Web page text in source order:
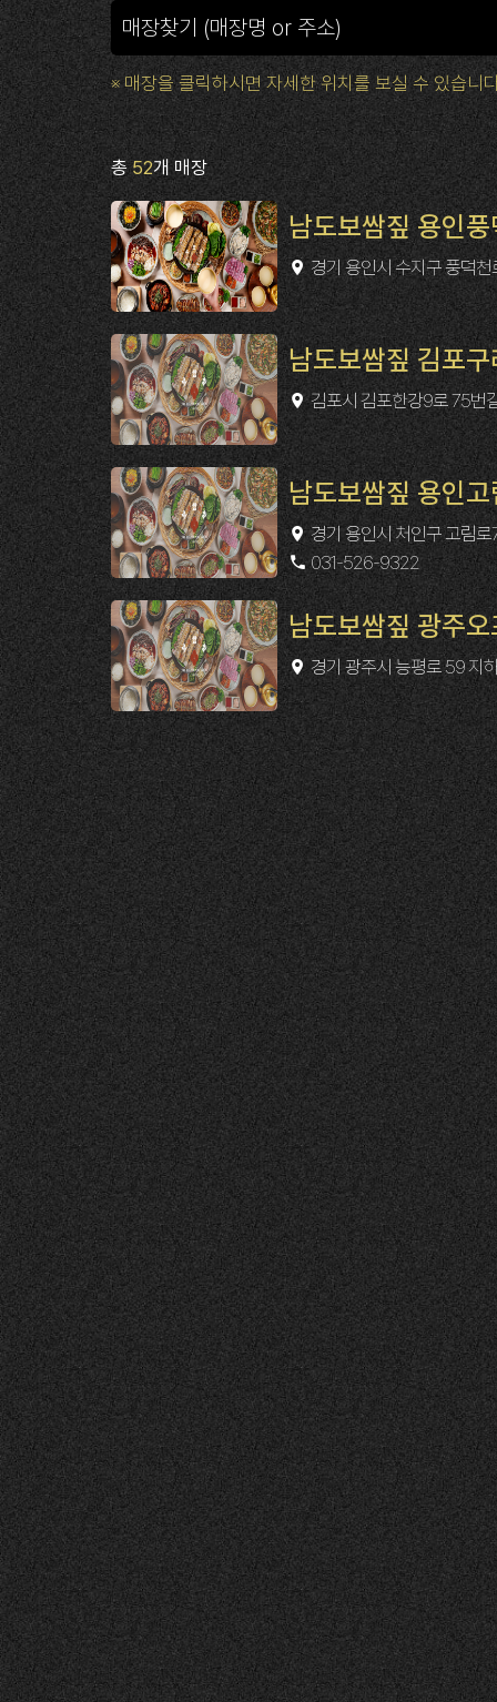
※ 매장을 클릭하시면 자세한 위치를 보실 수 있습니
총52개 매장
남도보쌈짚 용인
경기 용인시 수지구 풍덕
남도보쌈짚 김포
김포시 김포한강9로 75번
남도보쌈짚 용인
경기 용인시 처인구 고림
031-526-9322
남도보쌈짚 광주
경기 광주시 능평로 59 지